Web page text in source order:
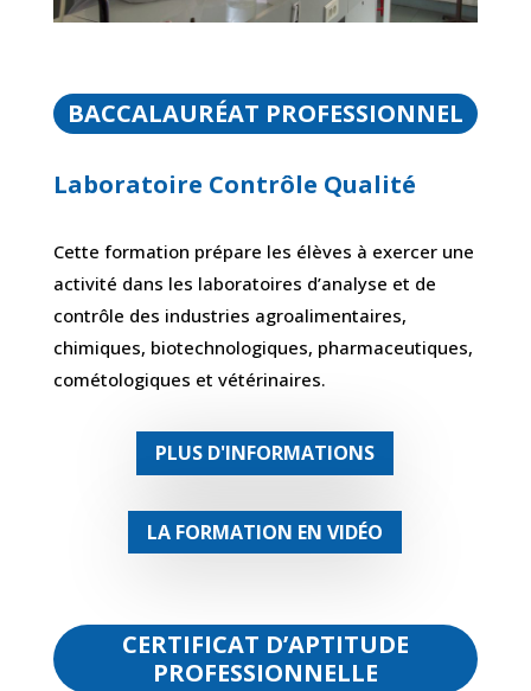
BACCALAURÉAT PROFESSIONNEL
Laboratoire Contrôle Qualité
Cette formation prépare les élèves à exercer une
activité dans les laboratoires d’analyse et de
contrôle des industries agroalimentaires,
chimiques, biotechnologiques, pharmaceutiques,
cométologiques et vétérinaires.
PLUS D'INFORMATIONS
LA FORMATION EN VIDÉO
CERTIFICAT D’APTITUDE
PROFESSIONNELLE